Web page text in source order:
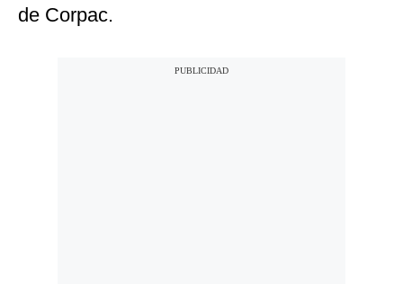
de Corpac.